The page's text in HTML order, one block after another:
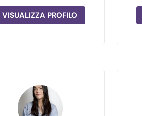
VISUALIZZA PROFILO